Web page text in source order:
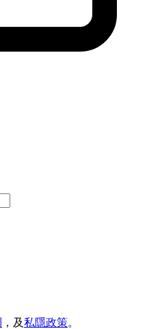
，及私隱政策。